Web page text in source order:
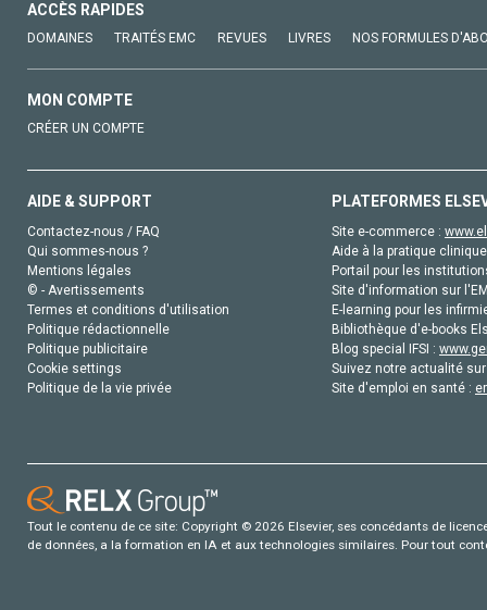
ACCÈS RAPIDES
DOMAINES TRAITÉS EMC REVUES LIVRES NOS FORMULES
MON COMPTE
CRÉER UN COMPTE
AIDE & SUPPORT
Contactez-nous / FAQ
Qui sommes-nous ?
Mentions légales
© - Avertissements
Termes et conditions d'utilisation
Politique rédactionnelle
Politique publicitaire
Cookie settings
Politique de la vie privée
PLATEFORMES
Site e-commerce :
Aide à la pratique
Portail pour les
Site d'information sur
E-learning pour les
Bibliothèque d'e-books
Blog special IFSI :
Suivez notre actualité
Site d'emploi en santé :
Tout le contenu de ce site: Copyright © 2026 Elsevier, ses concédants de
de données, a la formation en IA et aux technologies similaires. Pour tout